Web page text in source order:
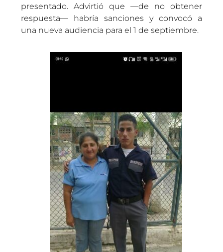
presentado. Advirtió que —de no obtener
respuesta— habría sanciones y convocó a
una nueva audiencia para el 1 de septiembre.